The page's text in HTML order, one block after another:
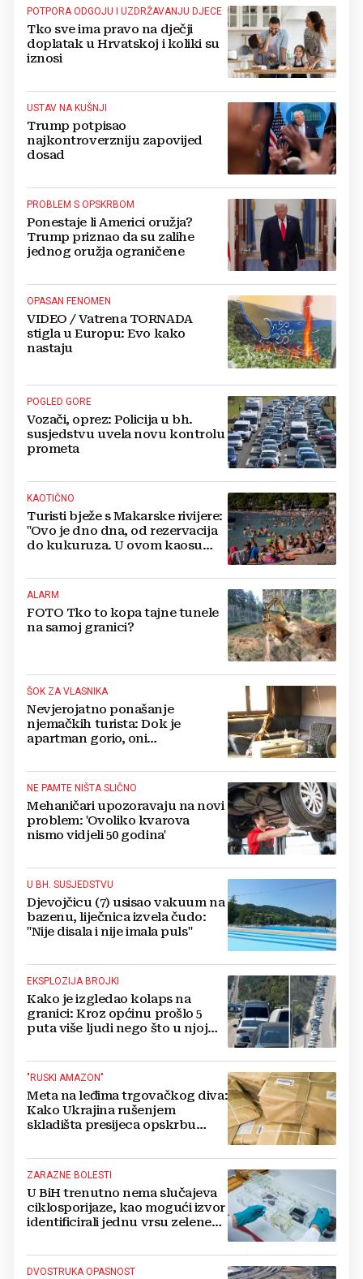
POTPORA ODGOJU I UZDRŽAVANJU DJECE
Tko sve ima pravo na dječji
doplatak u Hrvatskoj i koliki su
iznosi
USTAV NA KUŠNJI
Trump potpisao
najkontroverzniju zapovijed
dosad
PROBLEM S OPSKRBOM
Ponestaje li Americi oružja?
Trump priznao da su zalihe
jednog oružja ograničene
OPASAN FENOMEN
VIDEO / Vatrena TORNADA
stigla u Europu: Evo kako
nastaju
POGLED GORE
Vozači, oprez: Policija u bh.
susjedstvu uvela novu kontrolu
prometa
KAOTIČNO
Turisti bježe s Makarske rivijere:
"Ovo je dno dna, od rezervacija
do kukuruza. U ovom kaosu
ALARM
FOTO Tko to kopa tajne tunele
na samoj granici?
ŠOK ZA VLASNIKA
Nevjerojatno ponašanje
njemačkih turista: Dok je
apartman gorio, oni
NE PAMTE NIŠTA SLIČNO
Mehaničari upozoravaju na novi
problem: 'Ovoliko kvarova
nismo vidjeli 50 godina'
U BH. SUSJEDSTVU
Djevojčicu (7) usisao vakuum na
bazenu, liječnica izvela čudo:
"Nije disala i nije imala puls"
EKSPLOZIJA BROJKI
Kako je izgledao kolaps na
granici: Kroz općinu prošlo 5
puta više ljudi nego što u njoj
"RUSKI AMAZON"
Meta na leđima trgovačkog diva:
Kako Ukrajina rušenjem
skladišta presijeca opskrbu
ZARAZNE BOLESTI
U BiH trenutno nema slučajeva
ciklosporijaze, kao mogući izvor
identificirali jednu vrsu zelene
DVOSTRUKA OPASNOST